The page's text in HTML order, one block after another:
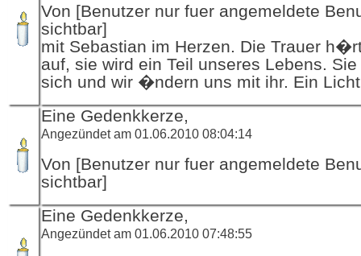
Von [Benutzer nur fuer angemeldete
sichtbar]
mit Sebastian im Herzen. Die Trauer
auf, sie wird ein Teil unseres Lebens.
sich und wir �ndern uns mit ihr. Ein
Eine Gedenkkerze,
Angezündet am 01.06.2010 08:04:14
Von [Benutzer nur fuer angemeldete
sichtbar]
Eine Gedenkkerze,
Angezündet am 01.06.2010 07:48:55